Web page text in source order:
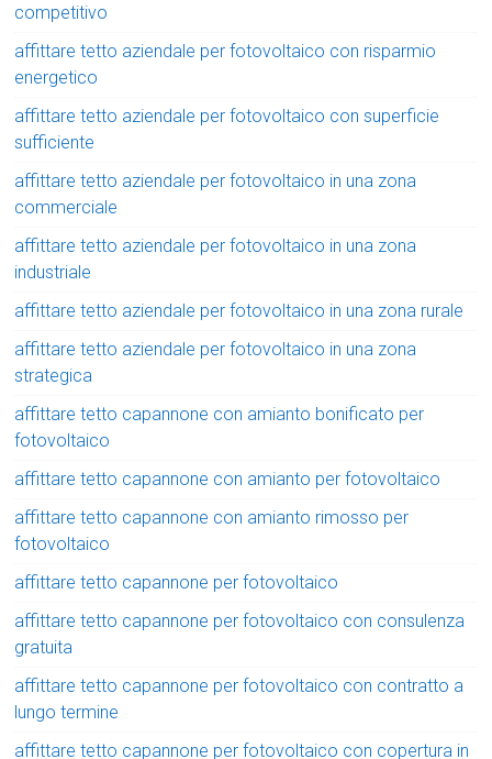
competitivo
affittare tetto aziendale per fotovoltaico con risparmio
energetico
affittare tetto aziendale per fotovoltaico con superficie
sufficiente
affittare tetto aziendale per fotovoltaico in una zona
commerciale
affittare tetto aziendale per fotovoltaico in una zona
industriale
affittare tetto aziendale per fotovoltaico in una zona rurale
affittare tetto aziendale per fotovoltaico in una zona
strategica
affittare tetto capannone con amianto bonificato per
fotovoltaico
affittare tetto capannone con amianto per fotovoltaico
affittare tetto capannone con amianto rimosso per
fotovoltaico
affittare tetto capannone per fotovoltaico
affittare tetto capannone per fotovoltaico con consulenza
gratuita
affittare tetto capannone per fotovoltaico con contratto a
lungo termine
affittare tetto capannone per fotovoltaico con copertura in